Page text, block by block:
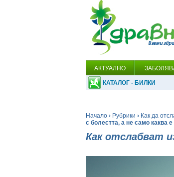
АКТУАЛНО
КАТАЛОГ - БИЛКИ
Начало › Рубрики › Как да
с болестта, а не само каква
Как отслабват